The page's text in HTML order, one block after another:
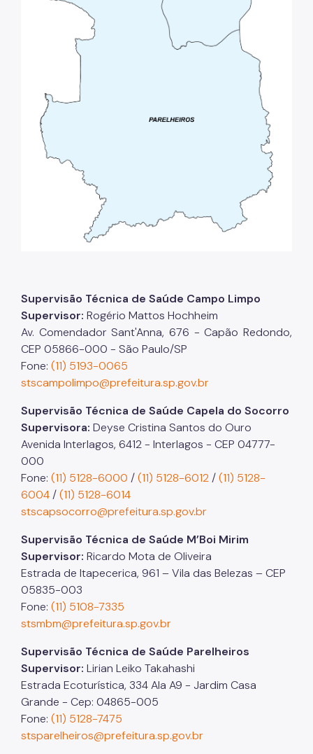
Supervisão Técnica de Saúde Campo Limpo
Supervisor: Rogério Mattos Hochheim
Av. Comendador Sant'Anna, 676 - Capão Redondo,
CEP 05866-000 - São Paulo/SP
Fone: (11) 5193-0065
stscampolimpo@prefeitura.sp.gov.br
Supervisão Técnica de Saúde Capela do Socorro
Supervisora: Deyse Cristina Santos do Ouro
Avenida Interlagos, 6412 - Interlagos - CEP 04777-
000
Fone: (11) 5128-6000 /(11) 5128-6012/(11) 5128-
6004/(11) 5128-6014
stscapsocorro@prefeitura.sp.gov.br
Supervisão Técnica de Saúde M’Boi Mirim
Supervisor: Ricardo Mota de Oliveira
Estrada de Itapecerica, 961 – Vila das Belezas – CEP
05835-003
Fone: (11) 5108-7335
stsmbm@prefeitura.sp.gov.br
Supervisão Técnica de Saúde Parelheiros
Supervisor: Lirian Leiko Takahashi
Estrada Ecoturística, 334 Ala A9 - Jardim Casa
Grande - Cep: 04865-005
Fone: (11) 5128-7475
stsparelheiros@prefeitura.sp.gov.br